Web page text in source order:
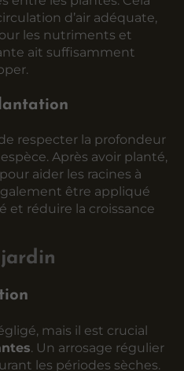
d’air adéquate,
les nutriments et
ait suffisamment
respecter la profondeur
Après avoir planté,
aider les racines à
être appliqué
et réduire la croissance
mais il est crucial
. Un arrosage régulier
les périodes sèches.